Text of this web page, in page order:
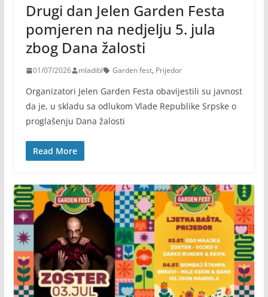
Drugi dan Jelen Garden Festa
pomjeren na nedjelju 5. jula
zbog Dana žalosti
01/07/2026 mladibl Garden fest, Prijedor
Organizatori Jelen Garden Festa obavijestili su javnost
da je, u skladu sa odlukom Vlade Republike Srpske o
proglašenju Dana žalosti
Read More